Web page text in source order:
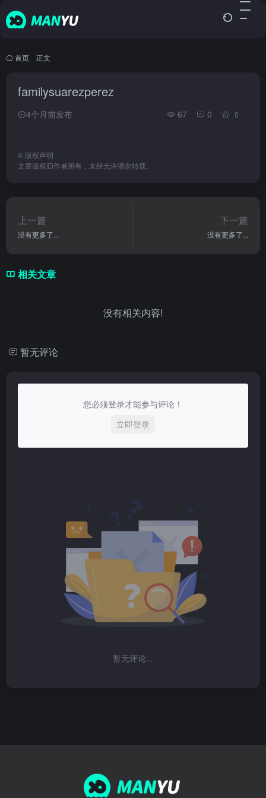
首页 正文
familysuarezperez
4个月前发布 67 0 0
© 版权声明
文章版权归作者所有，未经允许请勿转载。
上一篇
没有更多了...
下一篇
没有更多了...
相关文章
没有相关内容!
暂无评论
您必须登录才能参与评论！
立即登录
暂无评论...